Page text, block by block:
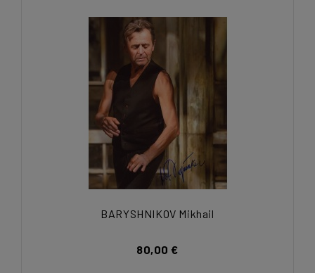
BARYSHNIKOV Mikhail
80,00 €